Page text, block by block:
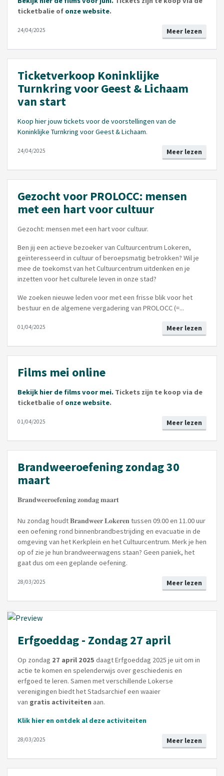
ticketbalie of onze website.
Meer lezen
24/04/2025
Ticketverkoop Koninklijke
Turnkring voor Geest & Lichaam
van start
Koop hier jouw tickets voor de voorstellingen van de
Koninklijke Turnkring voor Geest & Lichaam.
Meer lezen
24/04/2025
Gezocht voor PROLOCC: mensen
met een hart voor cultuur
Gezocht: mensen met een hart voor cultuur.
Ben jij een actieve bezoeker van Cultuurcentrum Lokeren,
geïnteresseerd in cultuur of beroepsmatig betrokken? Wil je
mee de toekomst van het Cultuurcentrum uitdenken en je
inzetten voor het culturele leven in onze stad?
We zoeken nieuwe leden voor met een frisse blik voor het
bestuur en de algemene vergadering van PROLOCC (=...
Meer lezen
01/04/2025
Films mei online
Bekijk hier de films voor mei. Tickets zijn te koop via de
ticketbalie of onze website.
Meer lezen
01/04/2025
Brandweeroefening zondag 30
maart
𝐁𝐫𝐚𝐧𝐝𝐰𝐞𝐞𝐫𝐨𝐞𝐟𝐞𝐧𝐢𝐧𝐠 𝐳𝐨𝐧𝐝𝐚𝐠 𝐦𝐚𝐚𝐫𝐭
Nu zondag houdt 𝐁𝐫𝐚𝐧𝐝𝐰𝐞𝐞𝐫 𝐋𝐨𝐤𝐞𝐫𝐞𝐧 tussen 09.00 en 11.00 uur
een oefening rond binnenbrandbestrijding en evacuatie in de
omgeving van het Kerkplein en het Cultuurcentrum. Merk je hen
op of zie je hun brandweerwagens staan? Geen paniek, het
gaat dus om een geplande oefening.
Meer lezen
28/03/2025
Erfgoeddag - Zondag 27 april
Op zondag 27 april 2025 daagt Erfgoeddag 2025 je uit om in
actie te komen en spelenderwijs over geschiedenis en
erfgoed te leren. Samen met verschillende Lokerse
verenigingen biedt het Stadsarchief een waaier
van gratis activiteiten aan.
Klik hier en ontdek al deze activiteiten
Meer lezen
28/03/2025